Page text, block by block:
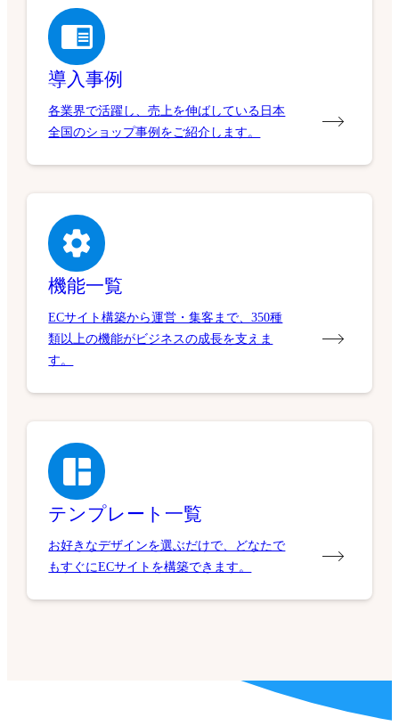
導入事例
各業界で活躍し、売上を伸ばしている日本
全国のショップ事例をご紹介します。
機能一覧
ECサイト構築から運営・集客まで、350種
類以上の機能がビジネスの成長を支えま
す。
テンプレート一覧
お好きなデザインを選ぶだけで、どなたで
もすぐにECサイトを構築できます。